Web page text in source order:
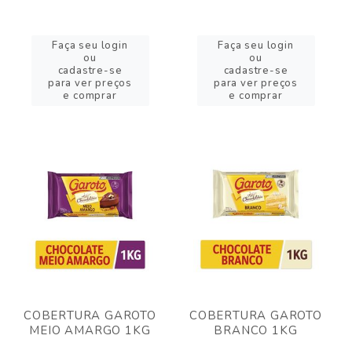
Faça seu login
ou
cadastre-se
para ver preços
e comprar
Faça seu login
ou
cadastre-se
para ver preços
e comprar
COBERTURA GAROTO
MEIO AMARGO 1KG
COBERTURA GAROTO
BRANCO 1KG